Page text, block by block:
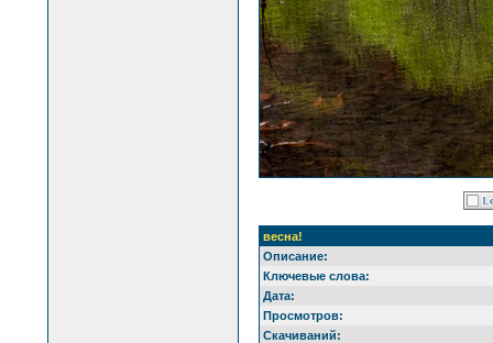
весна!
Описание:
Ключевые слова:
Дата:
Просмотров:
Скачиваний: